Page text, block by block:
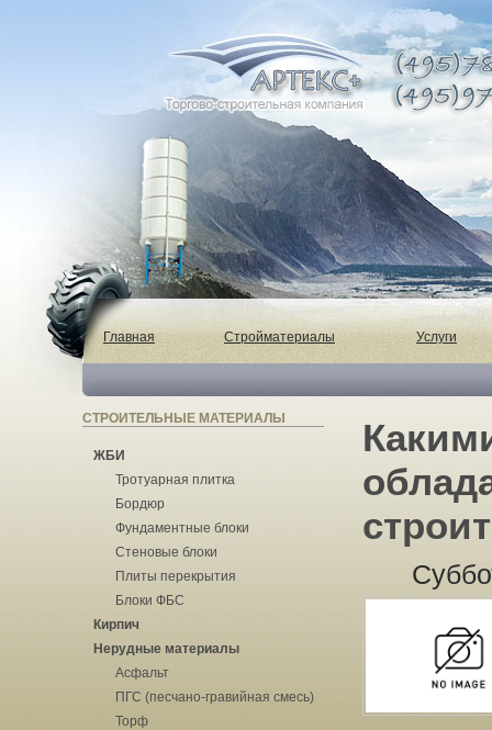
Главная Стройматериалы Услуги
СТРОИТЕЛЬНЫЕ МАТЕРИАЛЫ
ЖБИ
Тротуарная плитка
Бордюр
Фундаментные блоки
Стеновые блоки
Плиты перекрытия
Блоки ФБС
Кирпич
Нерудные материалы
Асфальт
ПГС (песчано-гравийная смесь)
Торф